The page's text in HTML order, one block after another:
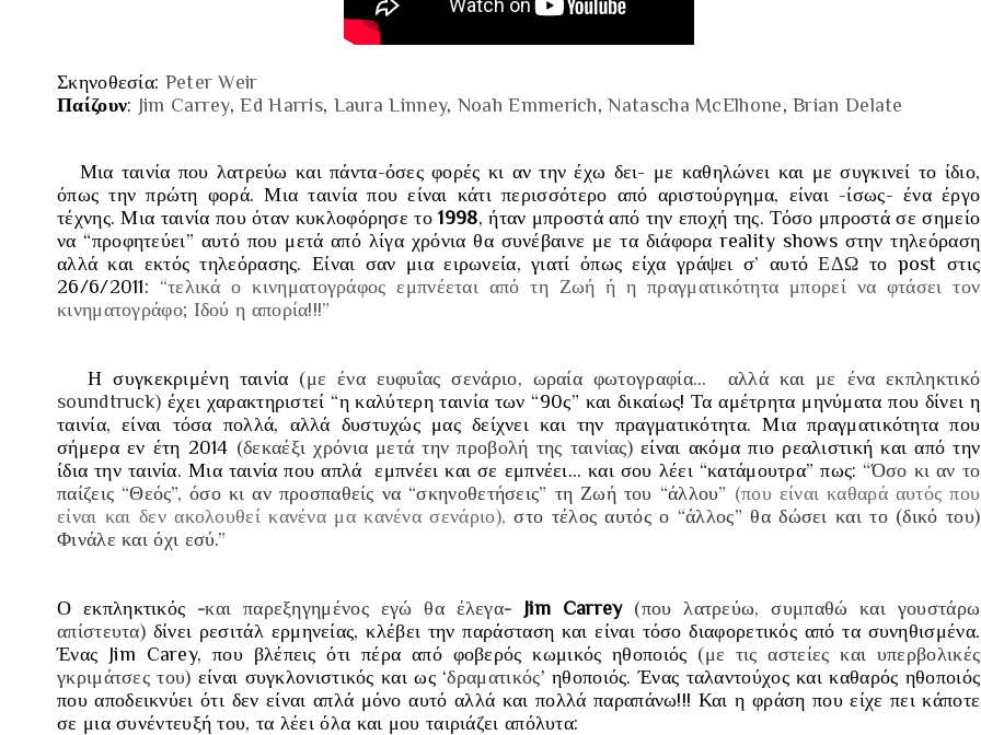
Σκηνοθεσία: Peter Weir
Παίζουν: Jim Carrey,Ed Harris, Laura Linney, Noah Emmerich,Natascha McElhone,Brian Delate
Μια ταινία που λατρεύω και πάντα-όσες φορές κι αν την έχω δει- με καθηλώνει και με συγκινεί το ίδιο,
όπως την πρώτη φορά. Μια ταινία που είναι κάτι περισσότερο από αριστούργημα, είναι -ίσως- ένα έργο
τέχνης. Μια ταινία που όταν κυκλοφόρησε το1998, ήταν μπροστά από την εποχή της. Τόσο μπροστά σε σημείο
να “προφητεύει” αυτό που μετά από λίγα χρόνια θα συνέβαινε με τα διάφορα reality shows στην τηλεόραση
αλλά και εκτός τηλεόρασης. Είναι σαν μια ειρωνεία, γιατί όπως είχα γράψει σ’ αυτόΕΔΩ το post στις
26/6/2011: “τελικά ο κινηματογράφος εμπνέεται από τη Ζωή ή η πραγματικότητα μπορεί να φτάσει τον
κινηματογράφο; Ιδού η απορία!!!”
Η συγκεκριμένη ταινία (με ένα ευφυΐας σενάριο, ωραία φωτογραφία… αλλά και με ένα εκπληκτικό
soundtruck) έχει χαρακτηριστεί “η καλύτερη ταινία των “90ς” και δικαίως! Τα αμέτρητα μηνύματα που δίνει η
ταινία, είναι τόσα πολλά, αλλά δυστυχώς μας δείχνει και την πραγματικότητα. Μια πραγματικότητα που
σήμερα εν έτη 2014 (δεκαέξι χρόνια μετά την προβολή της ταινίας) είναι ακόμα πιο ρεαλιστική και από την
ίδια την ταινία. Μια ταινία που απλά εμπνέει και σε εμπνέει… και σου λέει “κατάμουτρα” πως: “Όσο κι αν το
παίζεις “Θεός”, όσο κι αν προσπαθείς να “σκηνοθετήσεις” τη Ζωή του “άλλου” (που είναι καθαρά αυτός που
είναι και δεν ακολουθεί κανένα μα κανένα σενάριο),στο τέλος αυτός ο “άλλος” θα δώσει και το (δικό του)
Φινάλε και όχι εσύ.”
Ο εκπληκτικός -και παρεξηγημένος εγώ θα έλεγα- Jim Carrey (που λατρεύω, συμπαθώ και γουστάρω
απίστευτα) δίνει ρεσιτάλ ερμηνείας, κλέβει την παράσταση και είναι τόσο διαφορετικός από τα συνηθισμένα.
Ένας Jim Carey, που βλέπεις ότι πέρα από φοβερός κωμικός ηθοποιός (με τις αστείες και υπερβολικές
γκριμάτσες του) είναι συγκλονιστικός και ως ‘δραματικός’ ηθοποιός. Ένας ταλαντούχος και καθαρός ηθοποιός
που αποδεικνύει ότι δεν είναι απλά μόνο αυτό αλλά και πολλά παραπάνω!!! Και η φράση που είχε πει κάποτε
σε μια συνέντευξή του, τα λέει όλα και μου ταιριάζει απόλυτα: